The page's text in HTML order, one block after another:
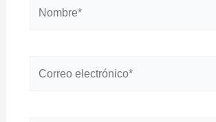
electrónico*